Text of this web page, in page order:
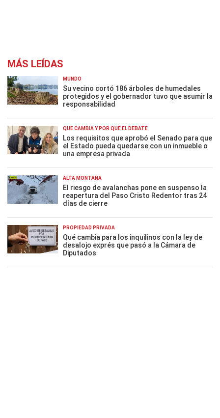
MÁS LEÍDAS
MUNDO
Su vecino cortó 186 árboles de humedales
protegidos y el gobernador tuvo que asumir la
responsabilidad
QUÉ CAMBIA Y POR QUÉ EL DEBATE
Los requisitos que aprobó el Senado para que
el Estado pueda quedarse con un inmueble o
una empresa privada
ALTA MONTAÑA
El riesgo de avalanchas pone en suspenso la
reapertura del Paso Cristo Redentor tras 24
días de cierre
PROPIEDAD PRIVADA
Qué cambia para los inquilinos con la ley de
desalojo exprés que pasó a la Cámara de
Diputados